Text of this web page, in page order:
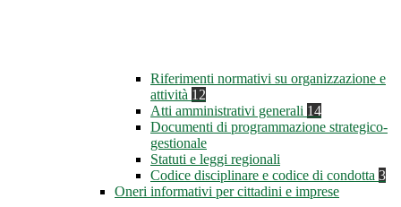
Riferimenti normativi su organizzazione e
attività 12
Atti amministrativi generali 14
Documenti di programmazione strategico-
gestionale
Statuti e leggi regionali
Codice disciplinare e codice di condotta 3
Oneri informativi per cittadini e imprese